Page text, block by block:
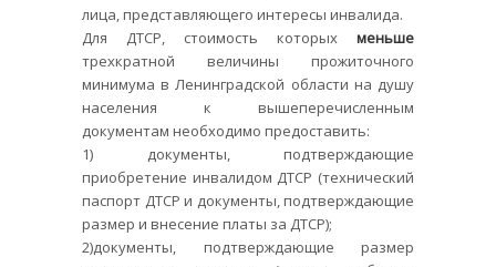
лица, представляющего интересы инвалида.
Для ДТСР, стоимость которых меньше
трехкратной величины прожиточного
минимума в Ленинградской области на душу
населения к вышеперечисленным
документам необходимо предоставить:
1) документы, подтверждающие
приобретение инвалидом ДТСР (технический
паспорт ДТСР и документы, подтверждающие
размер и внесение платы за ДТСР);
2)документы, подтверждающие размер